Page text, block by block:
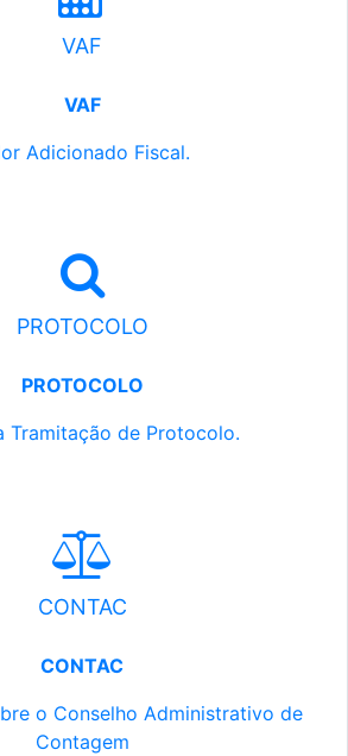
VAF
VAF
Adicionado Fiscal.
PROTOCOLO
PROTOCOLO
Tramitação de Protocolo.
CONTAC
CONTAC
o Conselho Administrativo de
Contagem